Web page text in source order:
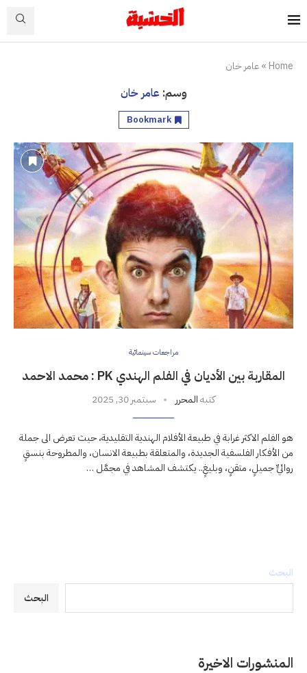
Home
»عامر خان
وسم:عامر خان
Bookmark
مراجعات سينمائية
المقاربة بين الأديان في الفلم الهندي PK : محمد الاحمد
كتبهالمحرر سبتمبر 30, 2025
هو الفلم الاكثر غرابة في طبيعة الأفلام الهندية التقليدية، حيث تعرض الى جملة
من الأفكار الفلسفية الجديدة، والمتعلقة بطبيعة الانسان، والمطروحة بنسقٍ
روائيٍّ جميلٍ، متقنٍ، وبليغٍ.. يكتشف المشاهد في مجمَّل …
البحث
البحث
المنشورات الاخيرة